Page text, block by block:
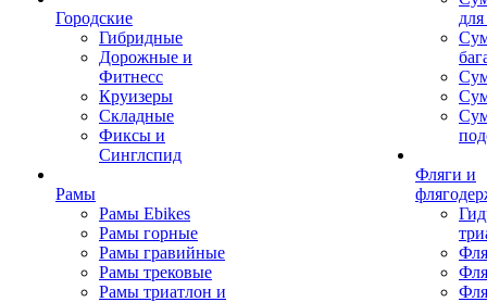
Городские
Гибридные
Дорожные и
Фитнесс
Круизеры
Складные
Фиксы и
Синглспид
Рамы
Рамы Ebikes
Рамы горные
Рамы гравийные
Рамы трековые
Рамы триатлон и
Фляги и